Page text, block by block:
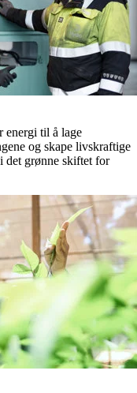
energi til å lage
og skape livskraftige
det grønne skiftet for